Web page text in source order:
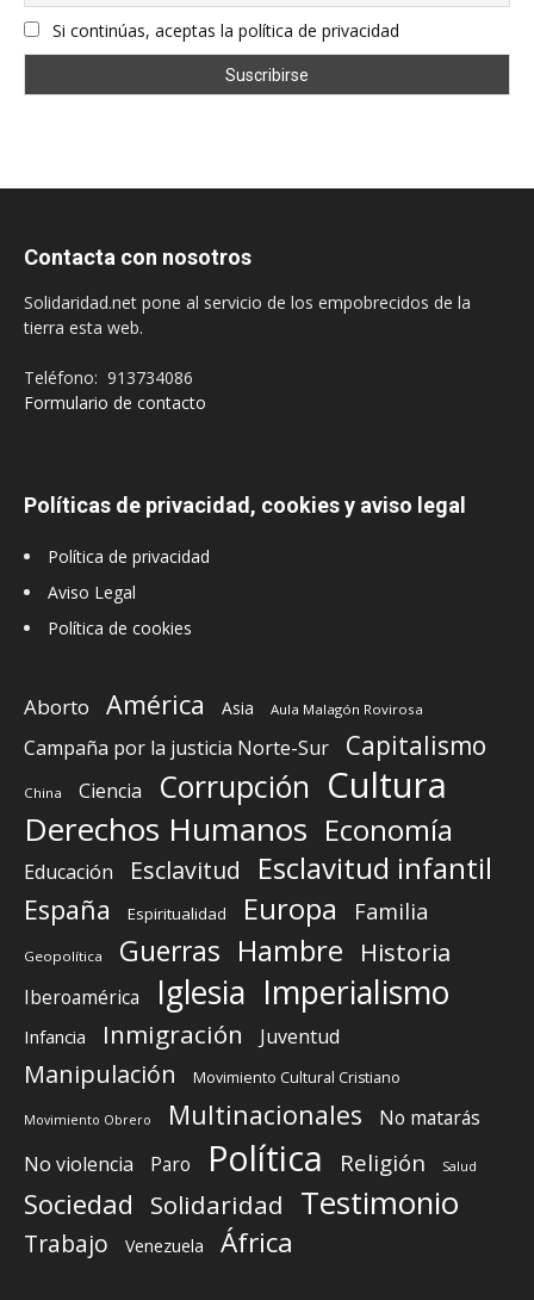
Si continúas, aceptas la política de privacidad
Contacta con nosotros
Solidaridad.net pone al servicio de los empobrecidos de la
tierra esta web.
Teléfono: 913734086
Formulario de contacto
Políticas de privacidad, cookies y aviso legal
Política de privacidad
Aviso Legal
Política de cookies
Aborto América Asia Aula Malagón Rovirosa
Campaña por la justicia Norte-Sur Capitalismo
China Ciencia Corrupción Cultura
Derechos Humanos Economía
Educación Esclavitud Esclavitud infantil
España Espiritualidad Europa Familia
Geopolítica Guerras Hambre Historia
Iberoamérica Iglesia Imperialismo
Infancia Inmigración Juventud
Manipulación Movimiento Cultural Cristiano
Movimiento Obrero Multinacionales
No matarás
No violencia
Paro Política Religión Salud
Sociedad Solidaridad Testimonio
Trabajo Venezuela África